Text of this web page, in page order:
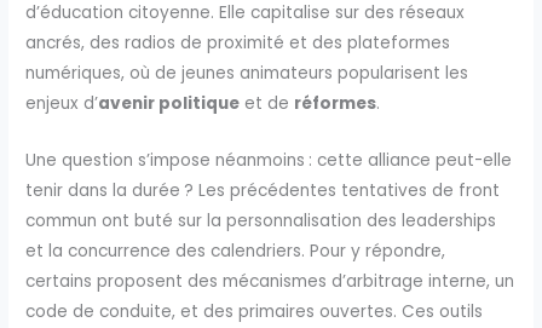
d’éducation citoyenne. Elle capitalise sur des réseaux
ancrés, des radios de proximité et des plateformes
numériques, où de jeunes animateurs popularisent les
enjeux d’avenir politique et de réformes.
Une question s’impose néanmoins : cette alliance peut-elle
tenir dans la durée ? Les précédentes tentatives de front
commun ont buté sur la personnalisation des leaderships
et la concurrence des calendriers. Pour y répondre,
certains proposent des mécanismes d’arbitrage interne, un
code de conduite, et des primaires ouvertes. Ces outils